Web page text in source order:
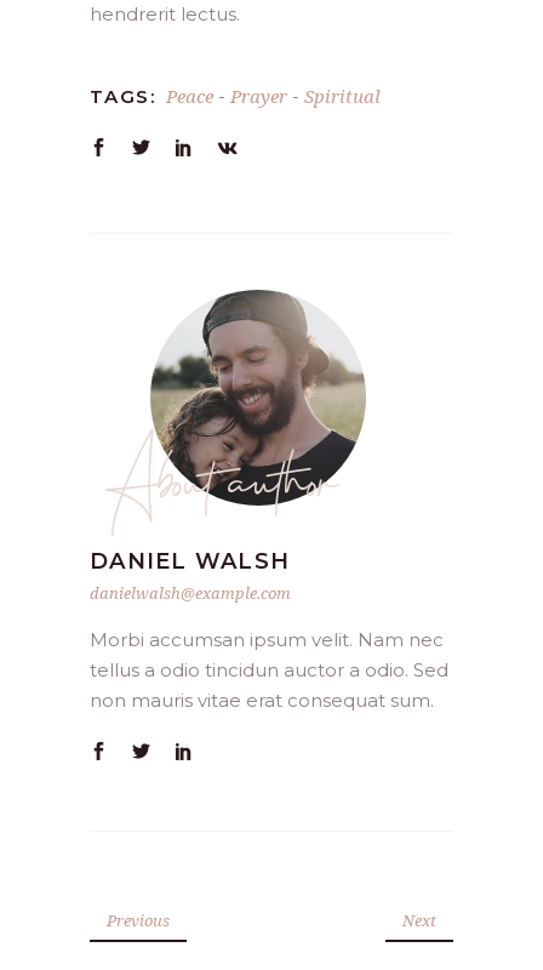
hendrerit lectus.
TAGS: Peace - Prayer - Spiritual
About author
DANIEL WALSH
danielwalsh@example.com
Morbi accumsan ipsum velit. Nam nec
tellus a odio tincidun auctor a odio. Sed
non mauris vitae erat consequat sum.
Previous Next